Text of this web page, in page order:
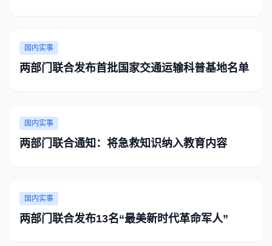
国内实事
两部门联合发布首批国家交通运输科普基地名单
国内实事
两部门联合通知：将急救知识纳入教育内容
国内实事
两部门联合发布13名“最美新时代革命军人”